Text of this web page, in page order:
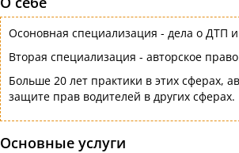
Осоновная специализация - дела о ДТП и
Вторая специализация - авторское
Больше 20 лет практики в этих сферах,
защите прав водителей в других сферах.
Основные услуги